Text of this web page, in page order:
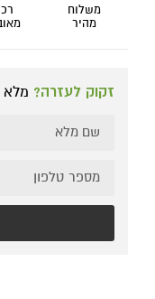
משלוח
מהיר
זקוק לעזרה? מלא